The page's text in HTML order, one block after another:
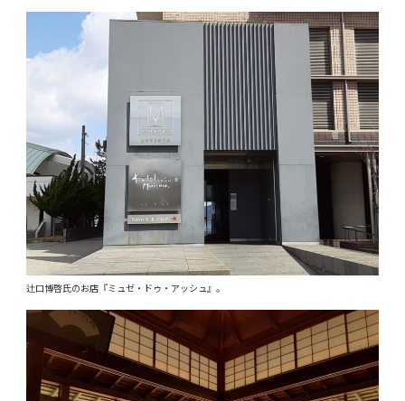
辻口博啓氏のお店『ミュゼ・ドゥ・アッシュ』。